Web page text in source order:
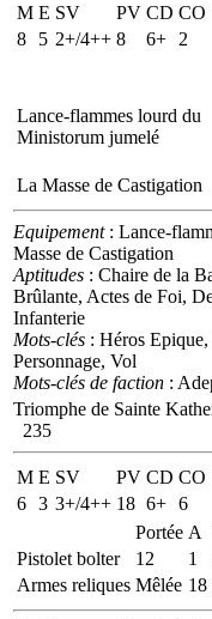
M E SV PV CD CO
8
5 2+/4++ 8 6+
2
Lance-flammes lourd du
Ministorum jumelé
La Masse de Castigation
Equipement: Lance-
Masse de Castigation
Aptitudes : Chaire de la
Brûlante, Actes de Foi,
Infanterie
Mots-clés : Héros
Personnage, Vol
Mots-clés de faction :
Triomphe de Sainte
235
M E SV PV CD CO
6 3 3+/4++ 18 6+ 6
Portée A
Pistolet bolter
12 1
Armes reliques Mêlée 18